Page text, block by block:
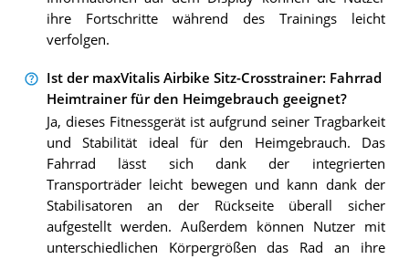
ihre Fortschritte während des Trainings leicht
verfolgen.
Ist der maxVitalis Airbike Sitz-Crosstrainer: Fahrrad
Heimtrainer für den Heimgebrauch geeignet?
Ja, dieses Fitnessgerät ist aufgrund seiner Tragbarkeit
und Stabilität ideal für den Heimgebrauch. Das
Fahrrad lässt sich dank der integrierten
Transporträder leicht bewegen und kann dank der
Stabilisatoren an der Rückseite überall sicher
aufgestellt werden. Außerdem können Nutzer mit
unterschiedlichen Körpergrößen das Rad an ihre